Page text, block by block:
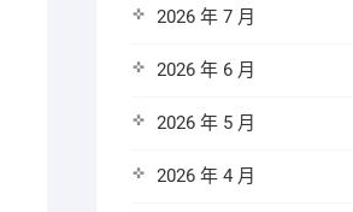
2026 年 7 月
2026 年 6 月
2026 年 5 月
2026 年 4 月